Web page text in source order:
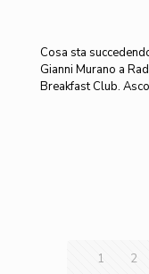
Cosa sta
Gianni Murano a
Breakfast Club.
1 2